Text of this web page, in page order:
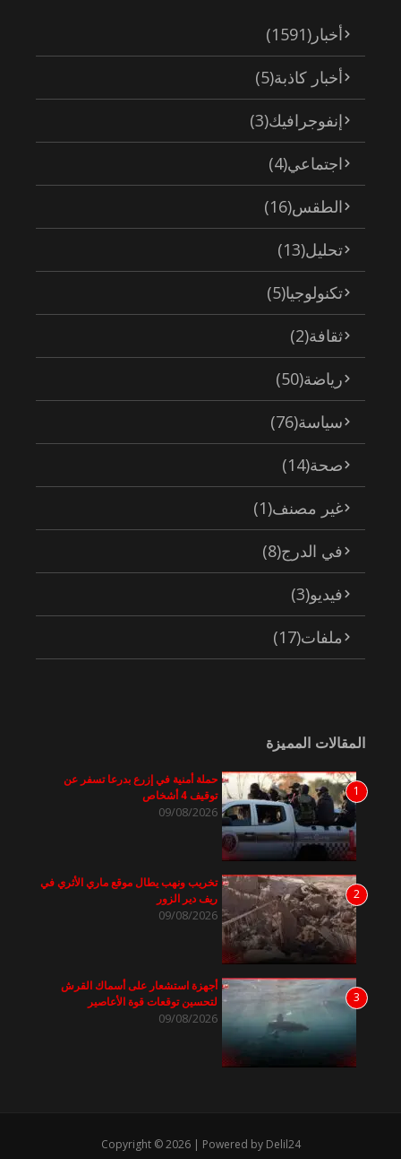
أخبار (1591)
أخبار كاذبة(5)
إنفوجرافيك(3)
اجتماعي(4)
الطقس(16)
تحليل(13)
تكنولوجيا(5)
ثقافة(2)
رياضة(50)
سياسة(76)
صحة(14)
غير مصنف(1)
في الدرج(8)
فيديو(3)
ملفات(17)
المقالات المميزة
1
حملة أمنية في إزرع بدرعا تسفر عن
توقيف 4 أشخاص
09/08/2026
2
تخريب ونهب يطال موقع ماري الأثري في
ريف دير الزور
09/08/2026
3
أجهزة استشعار على أسماك القرش
لتحسين توقعات قوة الأعاصير
09/08/2026
Copyright © 2026 | Powered by Delil24